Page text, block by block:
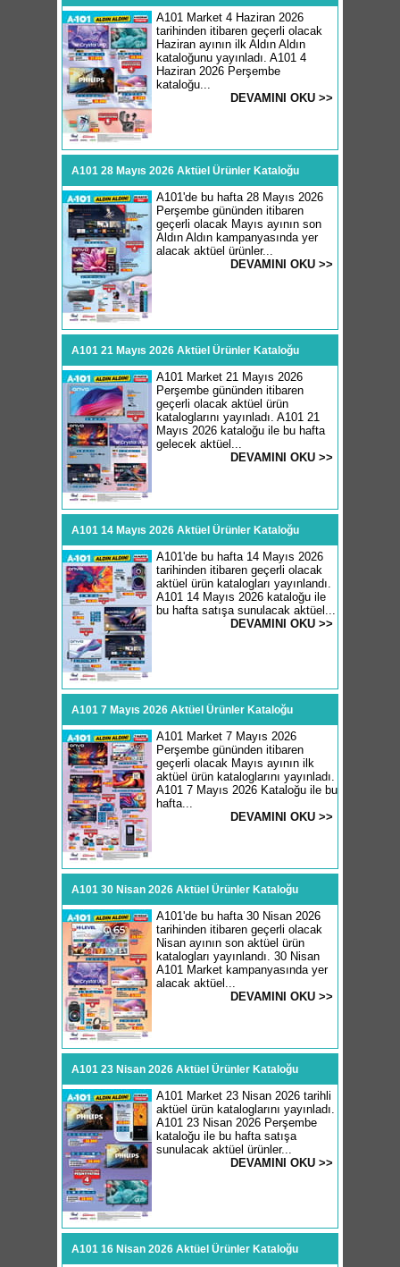
A101 Market 4 Haziran 2026
tarihinden itibaren geçerli olacak
Haziran ayının ilk Aldın Aldın
kataloğunu yayınladı. A101 4
Haziran 2026 Perşembe
kataloğu...
DEVAMINI OKU >>
A101 28 Mayıs 2026 Aktüel Ürünler Kataloğu
A101'de bu hafta 28 Mayıs 2026
Perşembe gününden itibaren
geçerli olacak Mayıs ayının son
Aldın Aldın kampanyasında yer
alacak aktüel ürünler...
DEVAMINI OKU >>
A101 21 Mayıs 2026 Aktüel Ürünler Kataloğu
A101 Market 21 Mayıs 2026
Perşembe gününden itibaren
geçerli olacak aktüel ürün
kataloglarını yayınladı. A101 21
Mayıs 2026 kataloğu ile bu hafta
gelecek aktüel...
DEVAMINI OKU >>
A101 14 Mayıs 2026 Aktüel Ürünler Kataloğu
A101'de bu hafta 14 Mayıs 2026
tarihinden itibaren geçerli olacak
aktüel ürün katalogları yayınlandı.
A101 14 Mayıs 2026 kataloğu ile
bu hafta satışa sunulacak aktüel...
DEVAMINI OKU >>
A101 7 Mayıs 2026 Aktüel Ürünler Kataloğu
A101 Market 7 Mayıs 2026
Perşembe gününden itibaren
geçerli olacak Mayıs ayının ilk
aktüel ürün kataloglarını yayınladı.
A101 7 Mayıs 2026 Kataloğu ile bu
hafta...
DEVAMINI OKU >>
A101 30 Nisan 2026 Aktüel Ürünler Kataloğu
A101'de bu hafta 30 Nisan 2026
tarihinden itibaren geçerli olacak
Nisan ayının son aktüel ürün
katalogları yayınlandı. 30 Nisan
A101 Market kampanyasında yer
alacak aktüel...
DEVAMINI OKU >>
A101 23 Nisan 2026 Aktüel Ürünler Kataloğu
A101 Market 23 Nisan 2026 tarihli
aktüel ürün kataloglarını yayınladı.
A101 23 Nisan 2026 Perşembe
kataloğu ile bu hafta satışa
sunulacak aktüel ürünler...
DEVAMINI OKU >>
A101 16 Nisan 2026 Aktüel Ürünler Kataloğu